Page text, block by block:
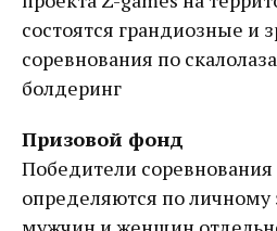
состоятся грандиозные и
соревнования по
болдеринг
Призовой фонд
Победители
определяются по личному